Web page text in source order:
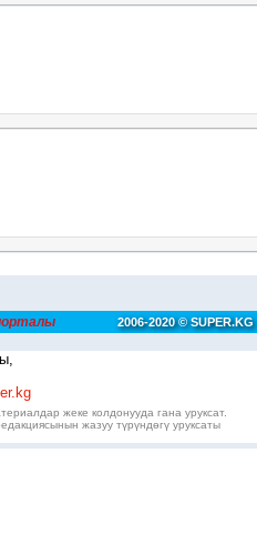
2006-2020 © SUPER.KG
жеке колдонууда гана уруксат.
жазуу түрүндөгү уруксаты